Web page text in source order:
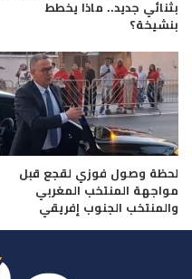
بثنائي جديد.. ماذا يخطط
بنشيخة؟
لحظة وصول فوزي لقجع قبل
مواجهة المنتخب المغربي
والمنتخب الجنوب إفريقي